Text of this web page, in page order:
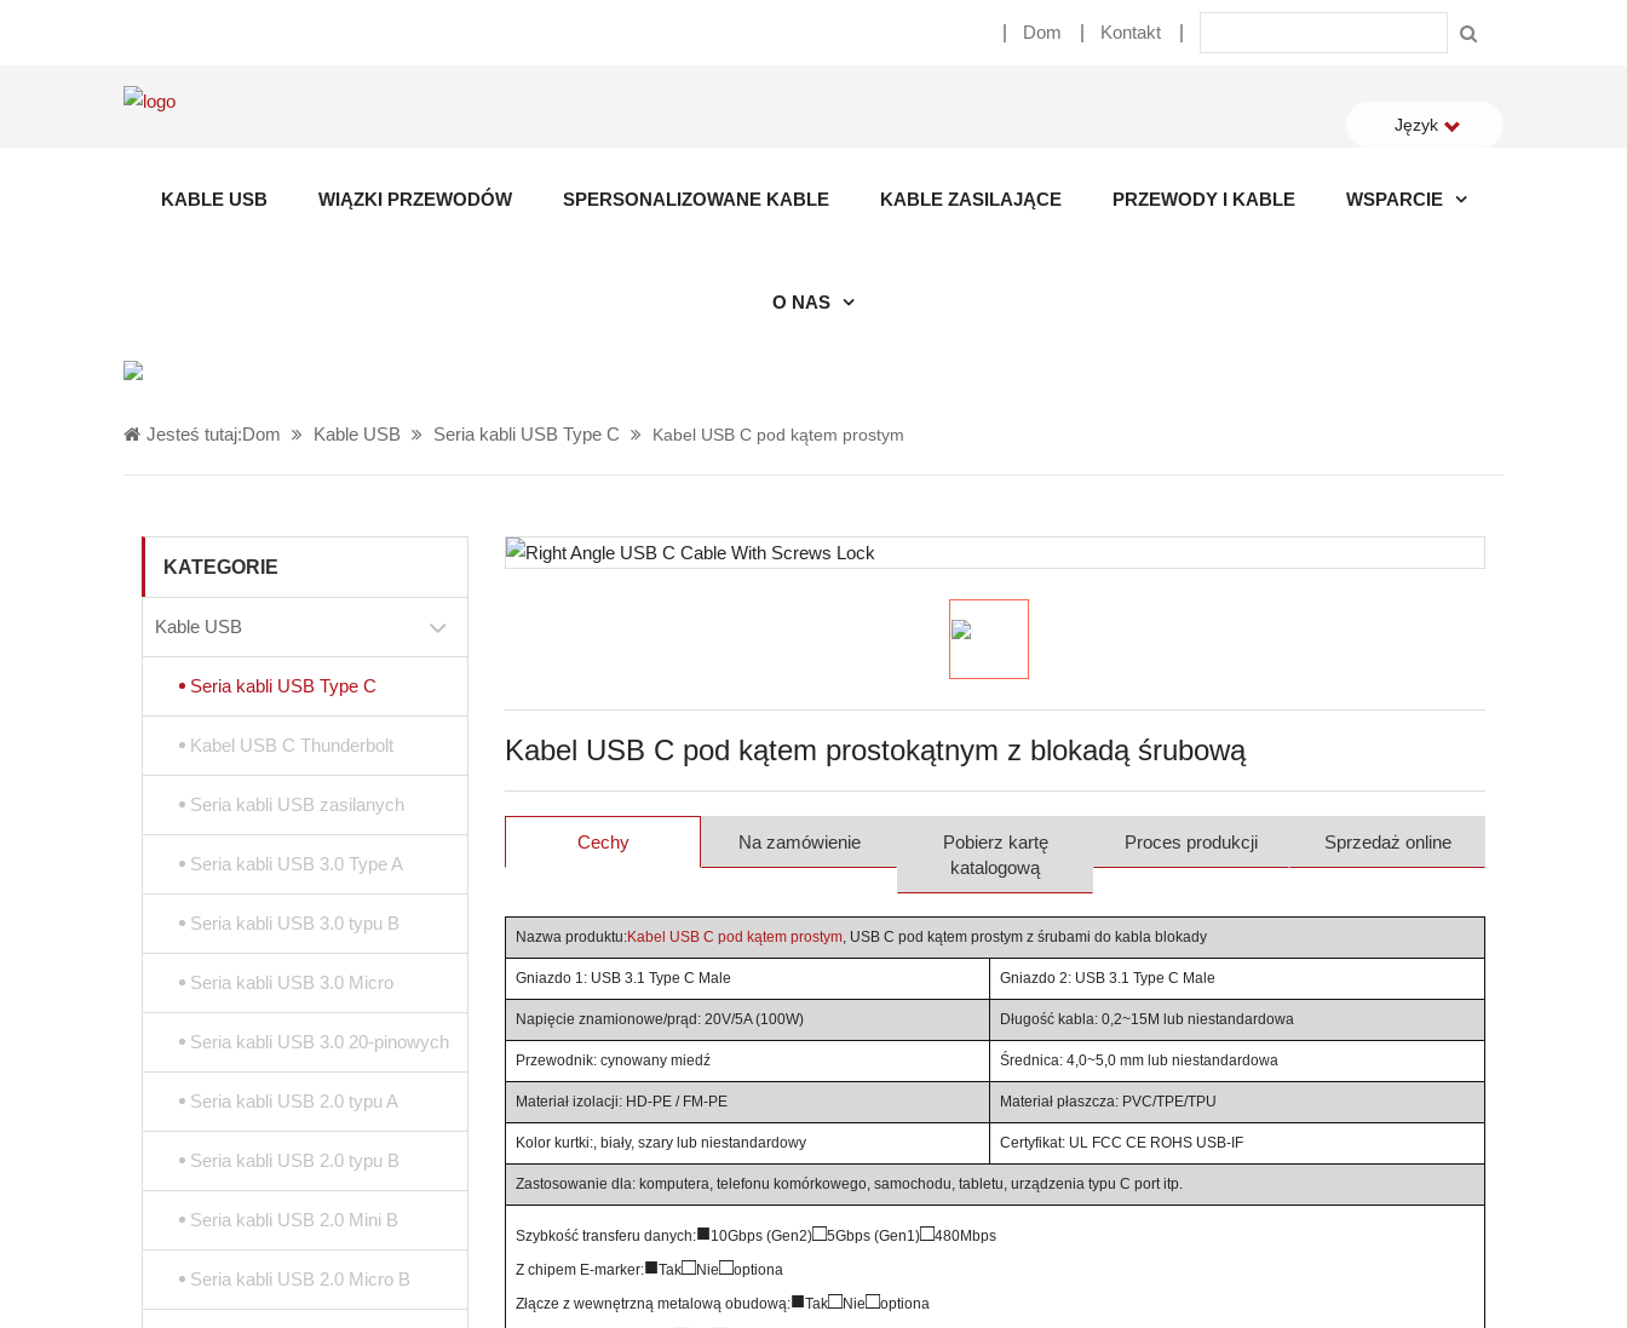
Dom Kontakt
Język
KABLE USB WIĄZKI PRZEWODÓW SPERSONALIZOWANE KABLE KABLE ZASILAJĄCE PRZEWODY I KABLE WSPARCIE
O NAS
Jesteś tutaj:Dom Kable USB Seria kabli USB Type C Kabel USB C pod kątem prostym
Kabel USB C pod kątem prostokątnym z blokadą śrubową
Cechy Na zamówienie
Pobierz kartę
katalogową
Proces produkcji Sprzedaż online
Nazwa produktu:Kabel USB C pod kątem prostym, USB C pod kątem prostym z śrubami do kabla blokady
Gniazdo 1: USB 3.1 Type C Male Gniazdo 2: USB 3.1 Type C Male
Napięcie znamionowe/prąd: 20V/5A (100W) Długość kabla: 0,2~15M lub niestandardowa
Przewodnik: cynowany miedź Średnica: 4,0~5,0 mm lub niestandardowa
Materiał izolacji: HD-PE / FM-PE Materiał płaszcza: PVC/TPE/TPU
Kolor kurtki:, biały, szary lub niestandardowy Certyfikat: UL FCC CE ROHS USB-IF
Zastosowanie dla: komputera, telefonu komórkowego, samochodu, tabletu, urządzenia typu C port itp.
Szybkość transferu danych:■10Gbps (Gen2)□5Gbps (Gen1)□480Mbps
Z chipem E-marker:■Tak□Nie□optiona
Złącze z wewnętrzną metalową obudową:■Tak□Nie□optiona
KATEGORIE
Kable USB
Seria kabli USB Type C
Kabel USB C Thunderbolt
Seria kabli USB zasilanych
Seria kabli USB 3.0 Type A
Seria kabli USB 3.0 typu B
Seria kabli USB 3.0 Micro
Seria kabli USB 3.0 20-pinowych
Seria kabli USB 2.0 typu A
Seria kabli USB 2.0 typu B
Seria kabli USB 2.0 Mini B
Seria kabli USB 2.0 Micro B